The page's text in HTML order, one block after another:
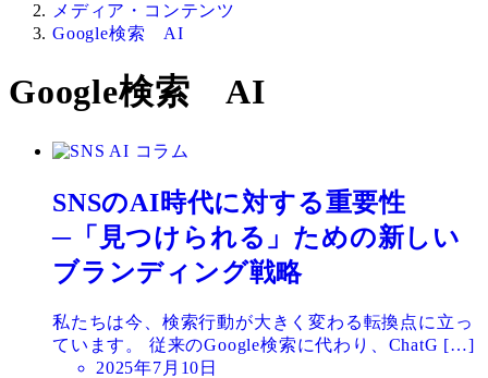
メディア・コンテンツ
Google検索 AI
Google検索 AI
コラム
SNSのAI時代に対する重要性
─「見つけられる」ための新しい
ブランディング戦略
私たちは今、検索行動が大きく変わる転換点に立っ
ています。 従来のGoogle検索に代わり、ChatG […]
投
2025年7月10日